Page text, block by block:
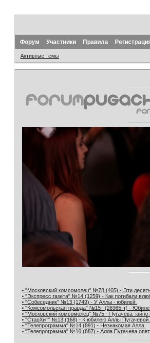
Форум Участники Правила
Активные темы
• "Московский комсомолец" №78 (405) - Эти
• "Экспресс газета" №14 (1259) - Как погибали
• "Собеседник" №13 (1749) - У Аллы - юбилей.
• "Комсомольская правда" №15т (26965-т) -
• "Московский комсомолец" №75 - Пугачева тайно
• "СтарХит" №13 (168) - К юбилею Аллы Пугачевой.
• "Телепрограмма" №14 (891) - Незнакомая Алла.
• "Телепрограмма" №10 (887) - Алла Пугачева